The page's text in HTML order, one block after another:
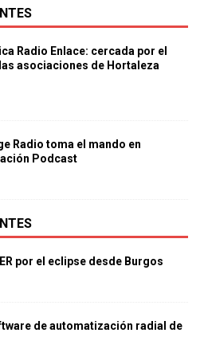
Radio Enlace: cercada por el
asociaciones de Hortaleza
Radio toma el mando en
Podcast
por el eclipse desde Burgos
de automatización radial de